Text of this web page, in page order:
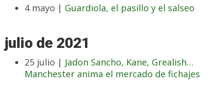
4 mayo | Guardiola, el pasillo y el salseo
julio de 2021
25 julio | Jadon Sancho, Kane, Grealish…
Manchester anima el mercado de fichajes